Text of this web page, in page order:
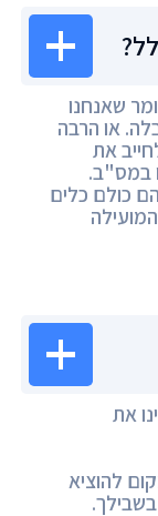
שאנחנו
או הרבה
את
במס"ב.
כולם כלים
את
להוציא